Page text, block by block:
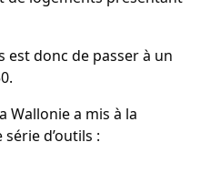
est donc de passer à un
Wallonie a mis à la
d’outils :